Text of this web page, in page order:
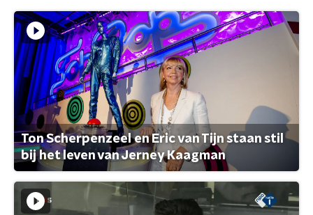
Ton Scherpenzeel en Eric van Tijn staan stil
bij het leven van Jerney Kaagman